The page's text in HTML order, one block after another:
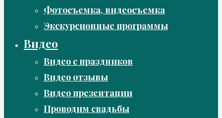
Фотосъемка, видеосъемка
Экскурсионные программы
Видео
Видео с праздников
Видео отзывы
Видео презентации
Проводим свадьбы